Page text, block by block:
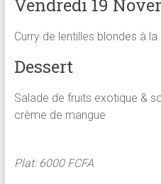
Vendredi 19
Curry de lentilles blondes à
Dessert
Salade de fruits exotique &
crème de mangue
Plat: 6000 FCFA